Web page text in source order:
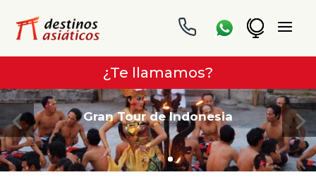
¿Te llamamos?
Gran Tour de Indonesia